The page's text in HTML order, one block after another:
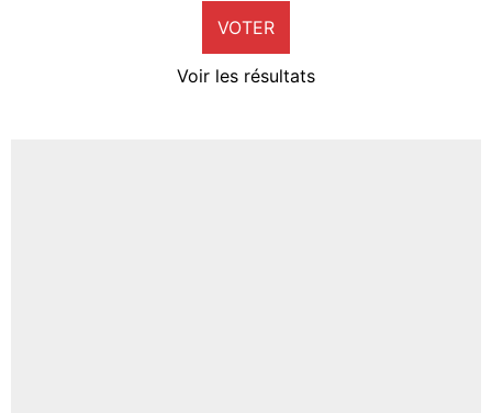
VOTER
Voir les résultats